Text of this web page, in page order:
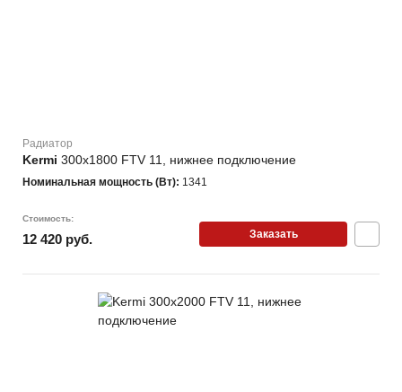
Радиатор
Kermi 300х1800 FTV 11, нижнее подключение
Номинальная мощность (Вт): 1341
Стоимость:
12 420 руб. Заказать